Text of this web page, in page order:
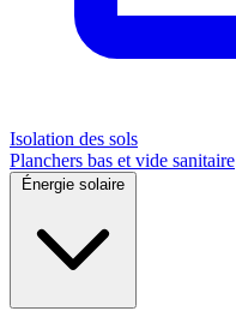
Isolation des sols
Planchers bas et vide sanitaire